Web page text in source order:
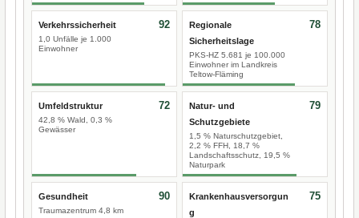
Verkehrssicherheit
1,0 Unfälle je 1.000
Einwohner
92
Regionale
Sicherheitslage
PKS-HZ 5.681 je 100.000
Einwohner im Landkreis
Teltow-Fläming
78
Umfeldstruktur
42,8 % Wald, 0,3 %
Gewässer
72
Natur- und
Schutzgebiete
1,5 % Naturschutzgebiet,
2,2 % FFH, 18,7 %
Landschaftsschutz, 19,5 %
Naturpark
79
Gesundheit
Traumazentrum 4,8 km
90
Krankenhausversorgun
g
75